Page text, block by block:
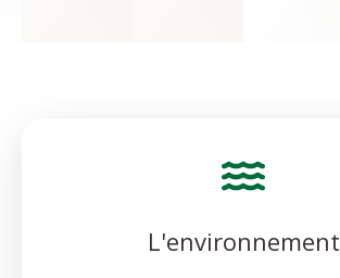
L'environnement